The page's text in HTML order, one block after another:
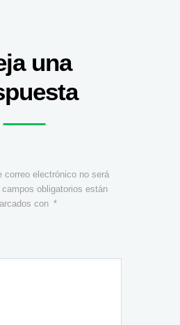
una
correo electrónico no será
campos obligatorios están
con *